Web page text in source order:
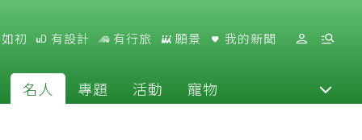
初 有設計 有行旅 願景 我的新聞
名人 專題 活動 寵物